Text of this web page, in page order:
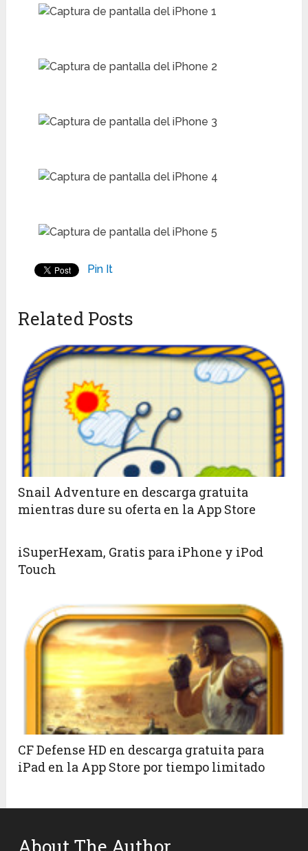
Pin It
Related Posts
Snail Adventure en descarga gratuita
mientras dure su oferta en la App Store
iSuperHexam, Gratis para iPhone y iPod
Touch
CF Defense HD en descarga gratuita para
iPad en la App Store por tiempo limitado
About The Author